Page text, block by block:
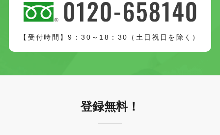
【受付時間】9：30～18：30（土日祝日を除く）
登録無料！